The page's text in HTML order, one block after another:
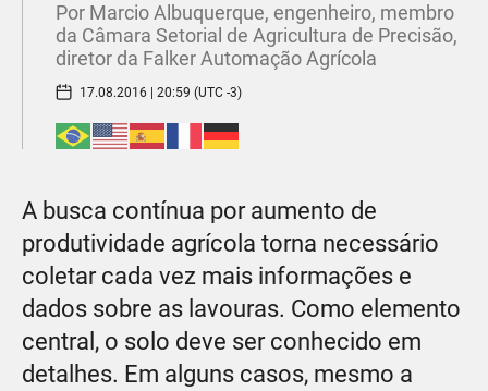
Por Marcio Albuquerque, engenheiro, membro
da Câmara Setorial de Agricultura de Precisão,
diretor da Falker Automação Agrícola
17.08.2016 | 20:59 (UTC -3)
A busca contínua por aumento de
produtividade agrícola torna necessário
coletar cada vez mais informações e
dados sobre as lavouras. Como elemento
central, o solo deve ser conhecido em
detalhes. Em alguns casos, mesmo a